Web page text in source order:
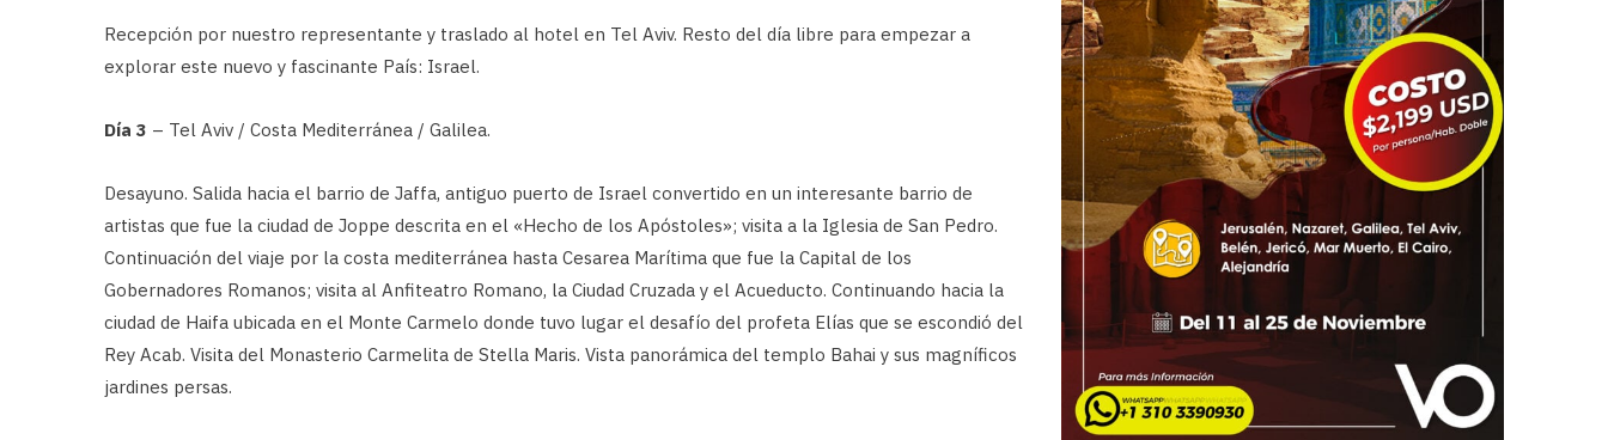
Recepción por nuestro representante y traslado al hotel en Tel Aviv. Resto del día libre para empezar a
explorar este nuevo y fascinante País: Israel.
Día 3 – Tel Aviv / Costa Mediterránea / Galilea.
Desayuno. Salida hacia el barrio de Jaffa, antiguo puerto de Israel convertido en un interesante barrio de
artistas que fue la ciudad de Joppe descrita en el «Hecho de los Apóstoles»; visita a la Iglesia de San Pedro.
Continuación del viaje por la costa mediterránea hasta Cesarea Marítima que fue la Capital de los
Gobernadores Romanos; visita al Anfiteatro Romano, la Ciudad Cruzada y el Acueducto. Continuando hacia la
ciudad de Haifa ubicada en el Monte Carmelo donde tuvo lugar el desafío del profeta Elías que se escondió del
Rey Acab. Visita del Monasterio Carmelita de Stella Maris. Vista panorámica del templo Bahai y sus magníficos
jardines persas.